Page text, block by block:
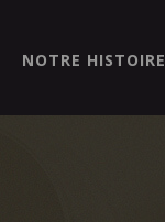
NOTRE HISTOIRE